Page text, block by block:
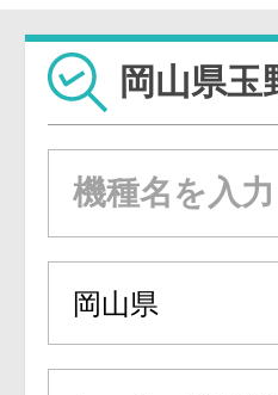
岡山県玉